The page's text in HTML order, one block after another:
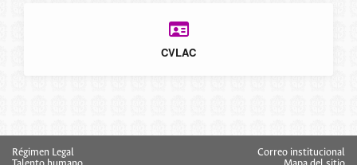
CVLAC
Régimen Legal
Correo institucional